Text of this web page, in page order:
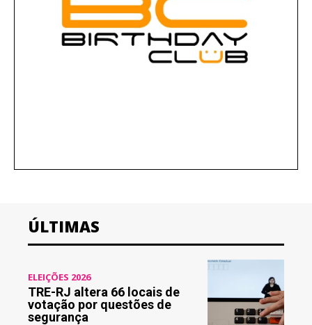
ÚLTIMAS
ELEIÇÕES 2026
TRE-RJ altera 66 locais de
votação por questões de
segurança